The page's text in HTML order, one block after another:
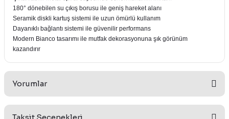
180° dönebilen su çıkış borusu ile geniş hareket alanı
Seramik diskli kartuş sistemi ile uzun ömürlü kullanım
Dayanıklı bağlantı sistemi ile güvenilir performans
Modern Bianco tasarımı ile mutfak dekorasyonuna şık görünüm
kazandırır
Yorumlar